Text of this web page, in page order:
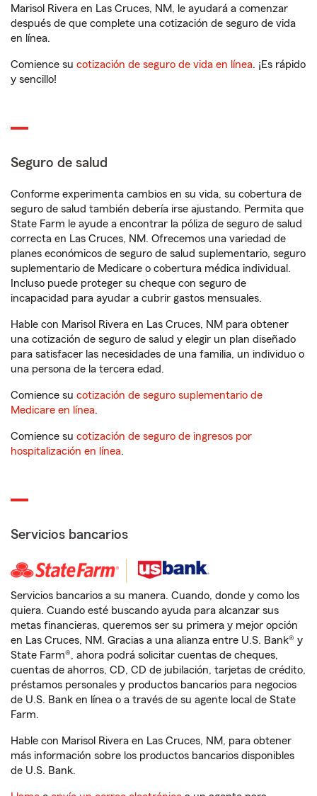
Marisol Rivera en Las Cruces, NM, le ayudará a comenzar
después de que complete una cotización de seguro de vida
en línea.
Comience su cotización de seguro de vida en línea. ¡Es rápido
y sencillo!
Seguro de salud
Conforme experimenta cambios en su vida, su cobertura de
seguro de salud también debería irse ajustando. Permita que
State Farm le ayude a encontrar la póliza de seguro de salud
correcta en Las Cruces, NM. Ofrecemos una variedad de
planes económicos de seguro de salud suplementario, seguro
suplementario de Medicare o cobertura médica individual.
Incluso puede proteger su cheque con seguro de
incapacidad para ayudar a cubrir gastos mensuales.
Hable con Marisol Rivera en Las Cruces, NM para obtener
una cotización de seguro de salud y elegir un plan diseñado
para satisfacer las necesidades de una familia, un individuo o
una persona de la tercera edad.
Comience su cotización de seguro suplementario de
Medicare en línea.
Comience su cotización de seguro de ingresos por
hospitalización en línea.
Servicios bancarios
Servicios bancarios a su manera. Cuando, donde y como los
quiera. Cuando esté buscando ayuda para alcanzar sus
metas financieras, queremos ser su primera y mejor opción
en Las Cruces, NM. Gracias a una alianza entre U.S. Bank® y
State Farm®, ahora podrá solicitar cuentas de cheques,
cuentas de ahorros, CD, CD de jubilación, tarjetas de crédito,
préstamos personales y productos bancarios para negocios
de U.S. Bank en línea o a través de su agente local de State
Farm.
Hable con Marisol Rivera en Las Cruces, NM, para obtener
más información sobre los productos bancarios disponibles
de U.S. Bank.